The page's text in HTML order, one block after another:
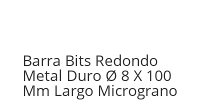
Barra Bits Redondo
Metal Duro Ø 8 X 100
Mm Largo Micrograno